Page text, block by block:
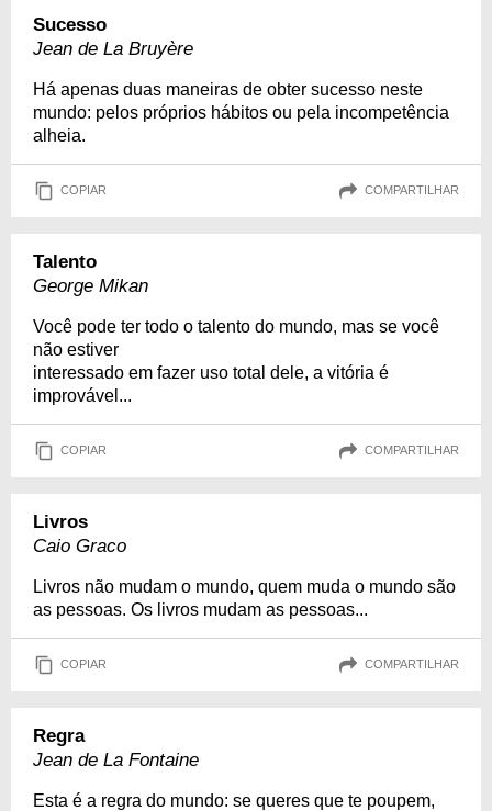
Sucesso
Jean de La Bruyère
Há apenas duas maneiras de obter sucesso neste
mundo: pelos próprios hábitos ou pela incompetência
alheia.
COPIAR COMPARTILHAR
Talento
George Mikan
Você pode ter todo o talento do mundo, mas se você
não estiver
interessado em fazer uso total dele, a vitória é
improvável...
COPIAR COMPARTILHAR
Livros
Caio Graco
Livros não mudam o mundo, quem muda o mundo são
as pessoas. Os livros mudam as pessoas...
COPIAR COMPARTILHAR
Regra
Jean de La Fontaine
Esta é a regra do mundo: se queres que te poupem,